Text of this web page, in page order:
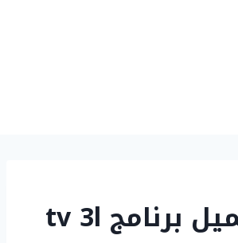
شرح تحميل برنامج tv 3l